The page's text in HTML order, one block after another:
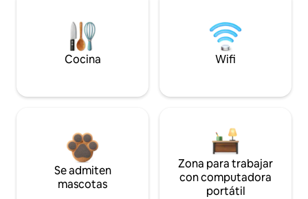
Cocina Wifi
Se admiten
mascotas
Zona para trabajar
con computadora
portátil